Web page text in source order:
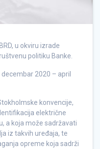
u okviru izrade
politiku Banke.
2020 – april
konvencije,
električne
a koja može sadržavati
iz takvih uređaja, te
opreme koja sadrži